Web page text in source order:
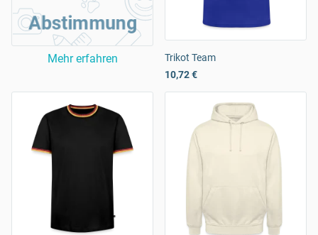
Abstimmung
Mehr erfahren
Trikot Team
10,72 €